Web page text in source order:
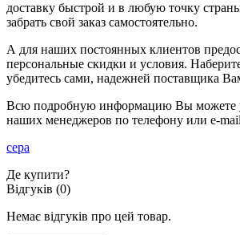
доставку быстрой и в любую точку
забрать свой заказ самостоятельно.
А для наших постоянных клиентов
персональные скидки и условия.
убедитесь сами, надежней поставщика
Всю подробную информацию Вы можете
наших менеджеров по телефону или e-
сера
Де купити?
Відгуків (0)
Немає відгуків про цей товар.